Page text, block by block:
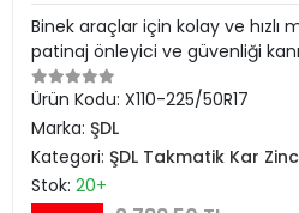
Binek araçlar için kolay ve hızlı
patinaj önleyici ve güvenliği
Ürün Kodu: X110-225/50R17
Marka: ŞDL
Kategori: ŞDL Takmatik Kar
Stok: 20+